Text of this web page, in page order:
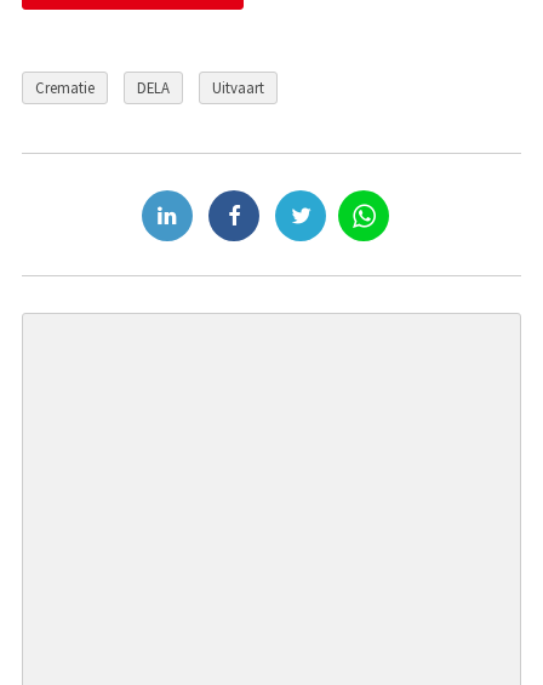
Crematie DELA Uitvaart